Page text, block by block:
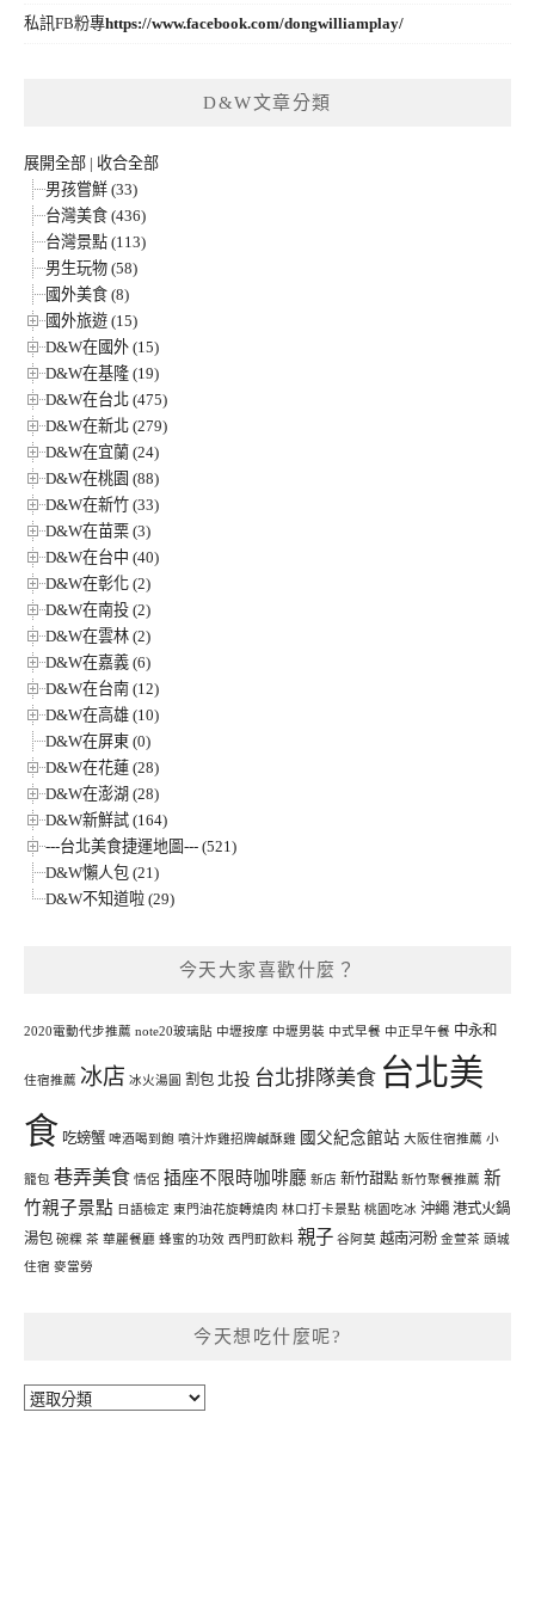
私訊FB粉專https://www.facebook.com/dongwilliamplay/
D&W文章分類
展開全部 | 收合全部
男孩嘗鮮 (33)
台灣美食 (436)
台灣景點 (113)
男生玩物 (58)
國外美食 (8)
國外旅遊 (15)
D&W在國外 (15)
D&W在基隆 (19)
D&W在台北 (475)
D&W在新北 (279)
D&W在宜蘭 (24)
D&W在桃園 (88)
D&W在新竹 (33)
D&W在苗栗 (3)
D&W在台中 (40)
D&W在彰化 (2)
D&W在南投 (2)
D&W在雲林 (2)
D&W在嘉義 (6)
D&W在台南 (12)
D&W在高雄 (10)
D&W在屏東 (0)
D&W在花蓮 (28)
D&W在澎湖 (28)
D&W新鮮試 (164)
---台北美食捷運地圖--- (521)
D&W懶人包 (21)
D&W不知道啦 (29)
今天大家喜歡什麼？
2020電動代步推薦 note20玻璃貼 中壢按摩 中壢男裝 中式早餐 中正早午餐 中永和
住宿推薦 冰店 冰火湯圓 割包 北投 台北排隊美食 台北美
食 吃螃蟹 啤酒喝到飽 噴汁炸雞招牌鹹酥雞 國父紀念館站 大阪住宿推薦 小
籠包 巷弄美食 情侶 插座不限時咖啡廳 新店 新竹甜點 新竹聚餐推薦 新
竹親子景點 日語檢定 東門油花旋轉燒肉 林口打卡景點 桃園吃冰 沖繩 港式火鍋
湯包 碗粿 茶 華麗餐廳 蜂蜜的功效 西門町飲料 親子 谷阿莫 越南河粉 金萱茶 頭城
住宿 麥當勞
今天想吃什麼呢?
今